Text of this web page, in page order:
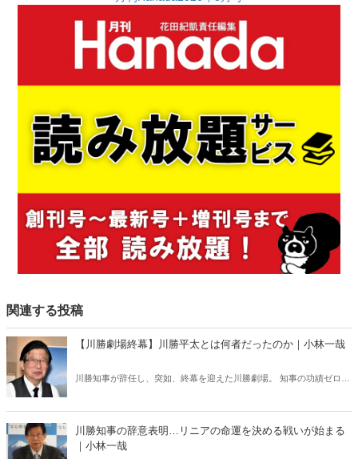
関連する投稿
【川勝劇場終幕】川勝平太とは何者だったのか｜小林一哉
川勝知事が辞任し、突如、終幕を迎えた川勝劇場。 知事の功績ゼロの
川勝知事の辞意表明…リニアの命運を決める戦いが始まる
｜小林一哉